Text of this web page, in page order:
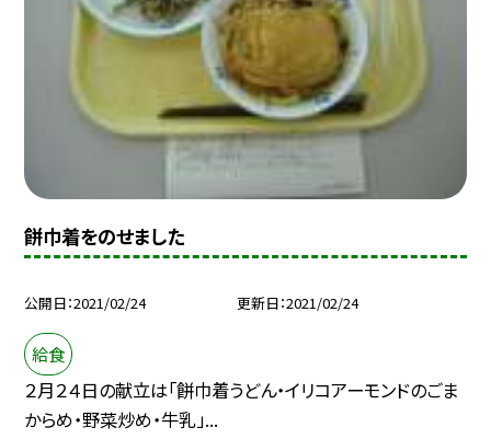
餅巾着をのせました
公開日 2021/02/24 更新日 2021/02/24
給食
２月２４日の献立は「餅巾着うどん・イリコアーモンドのごま
からめ・野菜炒め・牛乳」...